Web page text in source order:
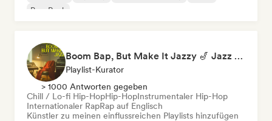
Pop-Rock
Boom Bap, But Make It Jazzy 🎷 Jazz Rap, Underground & Conscious Hip-Hop
Playlist-Kurator
> 1000 Antworten gegeben
Chill / Lo-fi Hip-HopHip-HopInstrumentaler Hip-Hop
Internationaler RapRap auf Englisch
Künstler zu meinen einflussreichen Playlists hinzufügen